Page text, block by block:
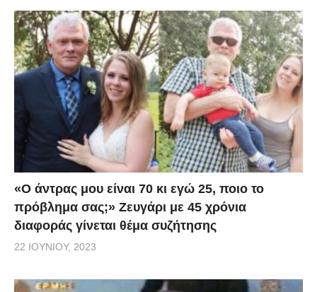
«Ο άντρας μου είναι 70 κι εγώ 25, ποιο το
πρόβλημα σας;» Ζευγάρι με 45 χρόνια
διαφοράς γίνεται θέμα συζήτησης
22 ΙΟΥΝΊΟΥ, 2023